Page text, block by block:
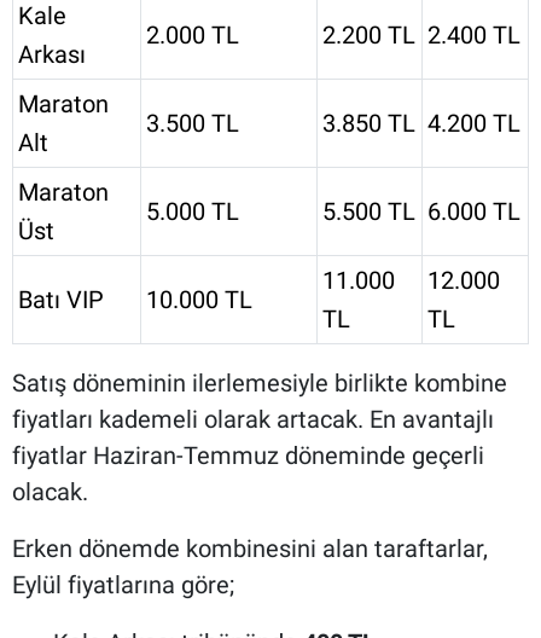
Kale
Arkası
2.000 TL 2.200 TL 2.400 TL
Maraton
Alt
3.500 TL 3.850 TL 4.200 TL
Maraton
Üst
5.000 TL 5.500 TL 6.000 TL
Batı VIP 10.000 TL
11.000
TL
12.000
TL
Satış döneminin ilerlemesiyle birlikte kombine
fiyatları kademeli olarak artacak. En avantajlı
fiyatlar Haziran-Temmuz döneminde geçerli
olacak.
Erken dönemde kombinesini alan taraftarlar,
Eylül fiyatlarına göre;